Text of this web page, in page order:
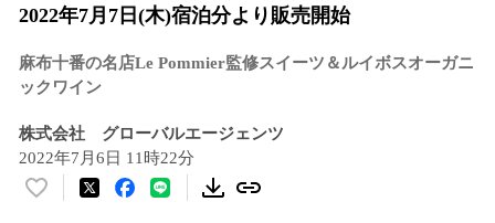
2022年7月7日(木)宿泊分より販売開始
麻布十番の名店Le Pommier監修スイーツ＆ルイボスオーガニ
ックワイン
株式会社 グローバルエージェンツ
2022年7月6日 11時22分
い